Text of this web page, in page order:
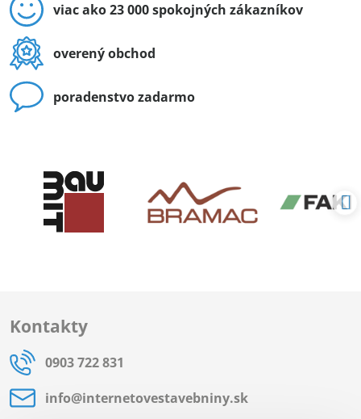
viac ako 23 000 spokojných zákazníkov
overený obchod
poradenstvo zadarmo
Kontakty
0903 722 831
info​@internetovestavebniny​.sk